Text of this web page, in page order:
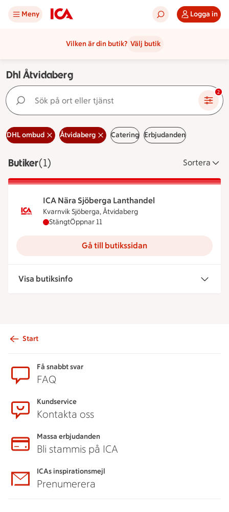
Meny Logga in
Vilken är din butik? Välj butik
Dhl Åtvidaberg
Sök på ort eller tjänst 2
DHL ombud Åtvidaberg Catering Erbjudanden
ButikerVisar 1 stycken
(1) Sortera
ICA Nära Sjöberga Lanthandel
Kvarnvik Sjöberga, Åtvidaberg
ICA Nära Sjöberga Lanthandel har stängt, öppnar
StängtÖppnar 11
Gå till butikssidan
Visa butiksinfo
Start
Få snabbt svar
FAQ
Kundservice
Kontakta oss
Massa erbjudanden
Bli stammis på ICA
ICAs inspirationsmejl
Prenumerera